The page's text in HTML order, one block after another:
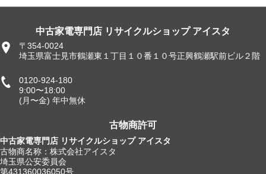
中古家電専門店 リサイクルショップ アイスタ
〒354-0024
埼玉県富士見市鶴瀬東１丁目１０番１０号正興鶴瀬駅前ビル２階
0120-924-180
9:00〜18:00
(月〜金) 年中無休
古物商許可
中古家電専門店 リサイクルショップ アイスタ
古物商名称：株式会社アイスタ
埼玉県公安委員会
第431360036050号